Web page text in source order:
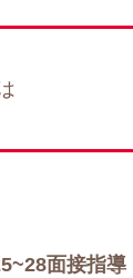
面接指導